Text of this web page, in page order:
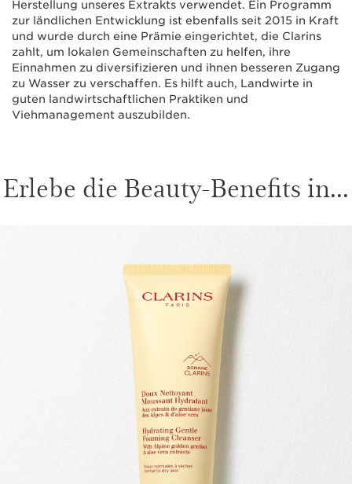
Herstellung unseres Extrakts verwendet. Ein Programm
zur ländlichen Entwicklung ist ebenfalls seit 2015 in Kraft
und wurde durch eine Prämie eingerichtet, die Clarins
zahlt, um lokalen Gemeinschaften zu helfen, ihre
Einnahmen zu diversifizieren und ihnen besseren Zugang
zu Wasser zu verschaffen. Es hilft auch, Landwirte in
guten landwirtschaftlichen Praktiken und
Viehmanagement auszubilden.
Erlebe die Beauty-Benefits in...